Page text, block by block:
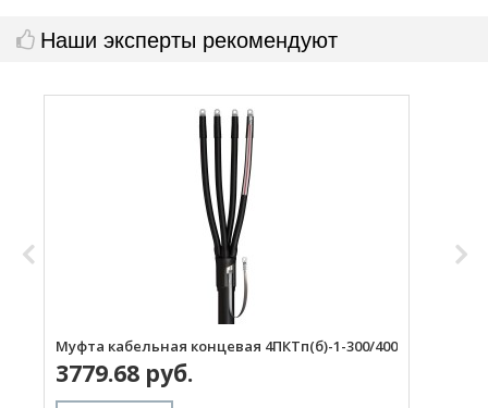
Наши эксперты рекомендуют
Муфта кабельная концевая 4ПКТп(б)-1-300/400
3779.68 руб.